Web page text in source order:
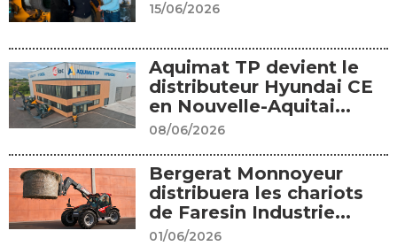
15/06/2026
Aquimat TP devient le
distributeur Hyundai CE
en Nouvelle-Aquitai...
08/06/2026
Bergerat Monnoyeur
distribuera les chariots
de Faresin Industrie...
01/06/2026